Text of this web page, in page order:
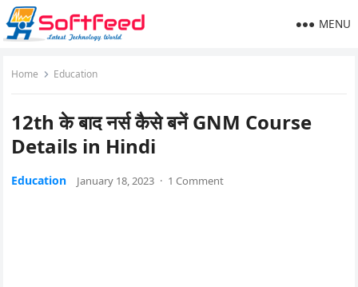
MENU
Home Education
12th के बाद नर्स कैसे बनें GNM Course
Details in Hindi
Education January 18, 2023 · 1 Comment